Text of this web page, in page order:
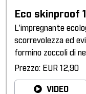
Eco skinproof
L'impregnante
scorrevolezza ed
formino zoccoli di
Prezzo: EUR 12,90
VIDEO